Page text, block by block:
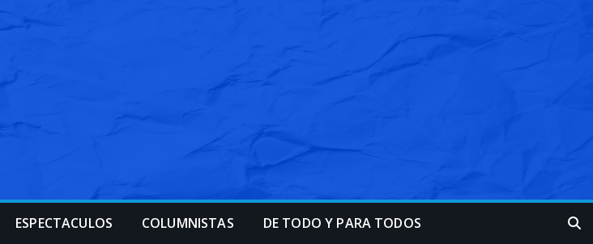
ESPECTACULOS COLUMNISTAS DE TODO Y PARA TODOS